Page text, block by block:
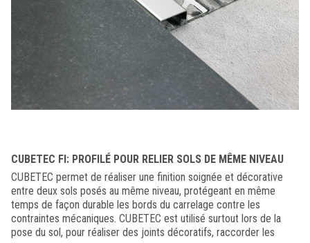
CUBETEC FI: PROFILÉ POUR RELIER SOLS DE MÊME NIVEAU
CUBETEC permet de réaliser une finition soignée et décorative
entre deux sols posés au même niveau, protégeant en même
temps de façon durable les bords du carrelage contre les
contraintes mécaniques. CUBETEC est utilisé surtout lors de la
pose du sol, pour réaliser des joints décoratifs, raccorder les